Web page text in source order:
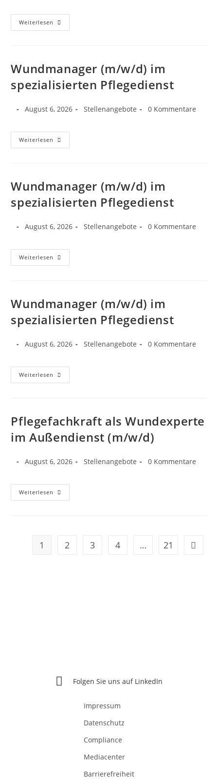
Weiterlesen
Wundmanager (m/w/d) im
spezialisierten Pflegedienst
August 6, 2026 Stellenangebote 0 Kommentare
Weiterlesen
Wundmanager (m/w/d) im
spezialisierten Pflegedienst
August 6, 2026 Stellenangebote 0 Kommentare
Weiterlesen
Wundmanager (m/w/d) im
spezialisierten Pflegedienst
August 6, 2026 Stellenangebote 0 Kommentare
Weiterlesen
Pflegefachkraft als Wundexperte
im Außendienst (m/w/d)
August 6, 2026 Stellenangebote 0 Kommentare
Weiterlesen
1 2 3 4 … 21
Folgen Sie uns auf LinkedIn
Impressum
Datenschutz
Compliance
Mediacenter
Barrierefreiheit